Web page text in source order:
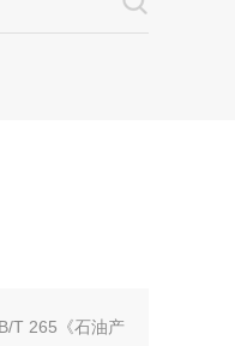
T 265《石油产